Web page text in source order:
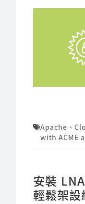
Apache 、
with ACME
安裝
輕鬆架設